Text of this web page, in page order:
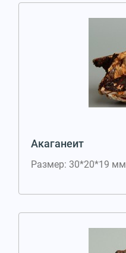
Акаганеит
Размер: 30*20*19 мм